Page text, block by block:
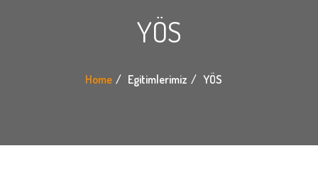
YÖS
Home Egitimlerimiz YÖS